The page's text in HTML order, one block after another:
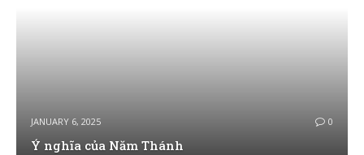
JANUARY 6, 2025 0
Ý nghĩa của Năm Thánh